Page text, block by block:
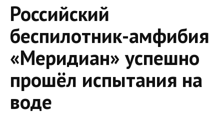
Российский
беспилотник-амфибия
«Меридиан» успешно
прошёл испытания на
воде